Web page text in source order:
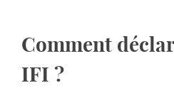
Comment
IFI ?